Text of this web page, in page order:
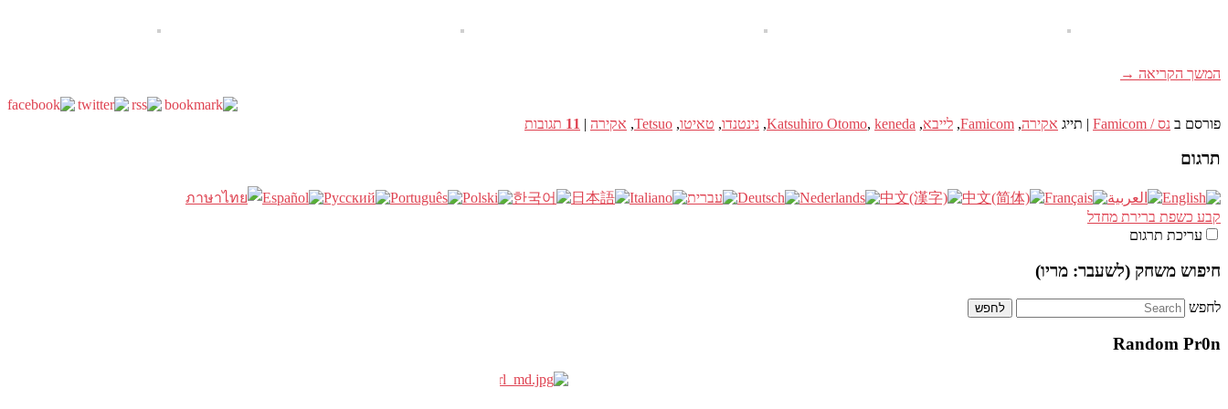
המשך הקריאה →
פורסם ב נס / Famicom | תייג אקירה,
Famicom
, לייבא,
Katsuhiro Otomo, keneda
, נינטנדו, טאיטו,
Tetsuo
, אקירה |
11 תגובות
תרגום
קבע כשפת ברירת מחדל
עריכת תרגום
חיפוש משחק (לשעבר: מריו)
לחפש
Random Pr0n